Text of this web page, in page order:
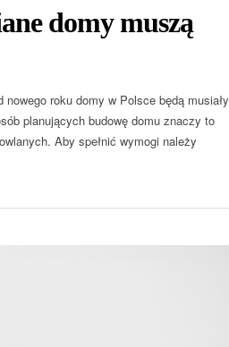
domy muszą
roku domy w Polsce będą musiały
planujących budowę domu znaczy to
Aby spełnić wymogi należy